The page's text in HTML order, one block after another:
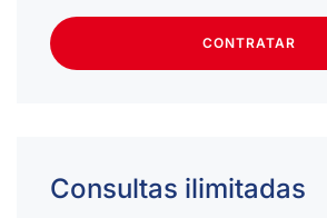
CONTRATAR
Consultas ilimitadas